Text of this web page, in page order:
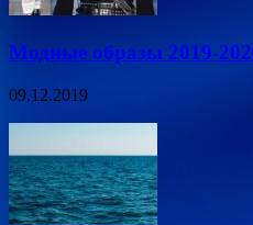
Модные образы 2019-
09.12.2019